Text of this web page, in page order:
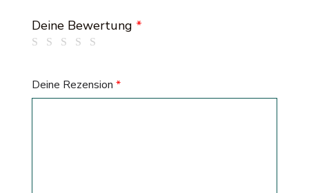
Deine Bewertung *
Deine Rezension *